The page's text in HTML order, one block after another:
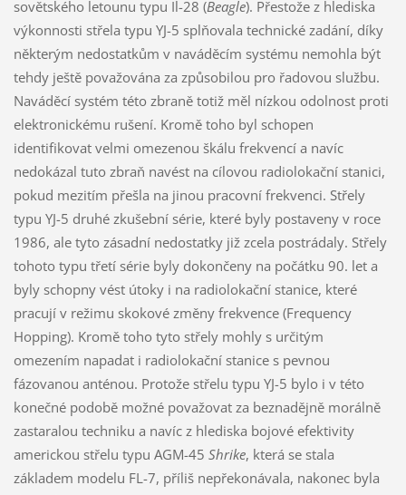
sovětského letounu typu Il-28 (Beagle). Přestože z hlediska
výkonnosti střela typu YJ-5 splňovala technické zadání, díky
některým nedostatkům v naváděcím systému nemohla být
tehdy ještě považována za způsobilou pro řadovou službu.
Naváděcí systém této zbraně totiž měl nízkou odolnost proti
elektronickému rušení. Kromě toho byl schopen
identifikovat velmi omezenou škálu frekvencí a navíc
nedokázal tuto zbraň navést na cílovou radiolokační stanici,
pokud mezitím přešla na jinou pracovní frekvenci. Střely
typu YJ-5 druhé zkušební série, které byly postaveny v roce
1986, ale tyto zásadní nedostatky již zcela postrádaly. Střely
tohoto typu třetí série byly dokončeny na počátku 90. let a
byly schopny vést útoky i na radiolokační stanice, které
pracují v režimu skokové změny frekvence (Frequency
Hopping). Kromě toho tyto střely mohly s určitým
omezením napadat i radiolokační stanice s pevnou
fázovanou anténou. Protože střelu typu YJ-5 bylo i v této
konečné podobě možné považovat za beznadějně morálně
zastaralou techniku a navíc z hlediska bojové efektivity
americkou střelu typu AGM-45 Shrike, která se stala
základem modelu FL-7, příliš nepřekonávala, nakonec byla